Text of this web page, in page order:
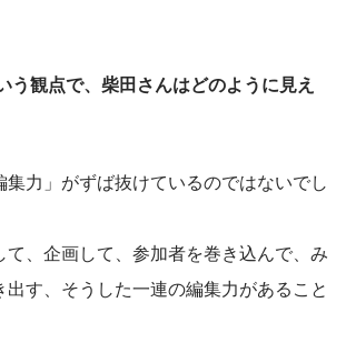
う観点で、柴田さんはどのように見え
集力」がずば抜けているのではないでし
て、企画して、参加者を巻き込んで、み
出す、そうした一連の編集力があること